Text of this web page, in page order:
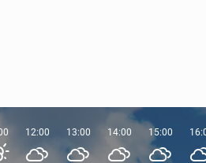
12:00 13:00 14:00 15:00